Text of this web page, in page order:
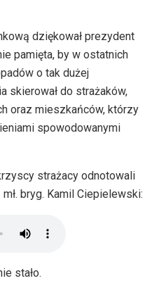
dziękował prezydent
pamięta, by w ostatnich
o tak dużej
skierował do strażaków,
oraz mieszkańców, którzy
spowodowanymi
strażacy odnotowali
bryg. Kamil Ciepielewski:
stało.